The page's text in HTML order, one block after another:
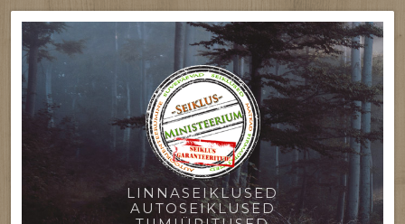
LINNASEIKLUSED
AUTOSEIKLUSED